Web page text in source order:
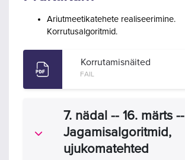
Ariutmeetikatehete realiseerimine.
Korrutusalgoritmid.
Korrutamisnäited
FAIL
Ahenda
7. nädal -- 16. märts --
Jagamisalgoritmid,
ujukomatehted